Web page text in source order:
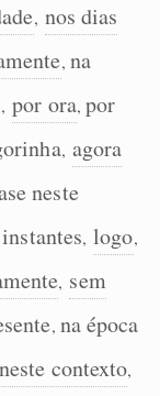
, nos dias
, na
, por ora, por
, agora
neste
, logo,
, sem
, na época
neste contexto,